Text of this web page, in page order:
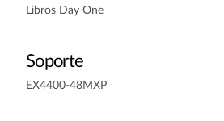
Libros Day One
Soporte
EX4400-48MXP